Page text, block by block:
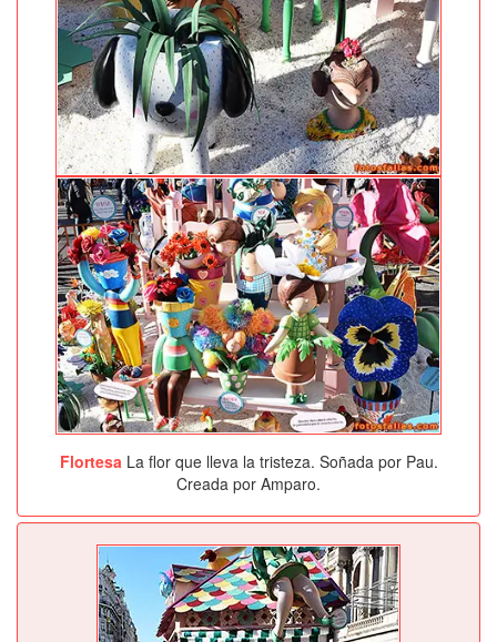
FlortesaLa flor que lleva la tristeza. Soñada por Pau.
Creada por Amparo.